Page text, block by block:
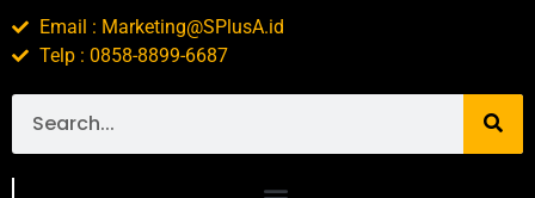
Email : Marketing@SPlusA.id
Telp : 0858-8899-6687